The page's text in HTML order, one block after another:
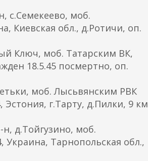
с.Семекеево, моб.
Киевская обл., д.Ротичи, оп.
Ключ, моб. Татарским ВК,
18.5.45 посмертно, оп.
моб. Лысьвянским РВК
Эстония, г.Тарту, д.Пилки, 9 км
д.Тойгузино, моб.
Украина, Тарнопольская обл.,